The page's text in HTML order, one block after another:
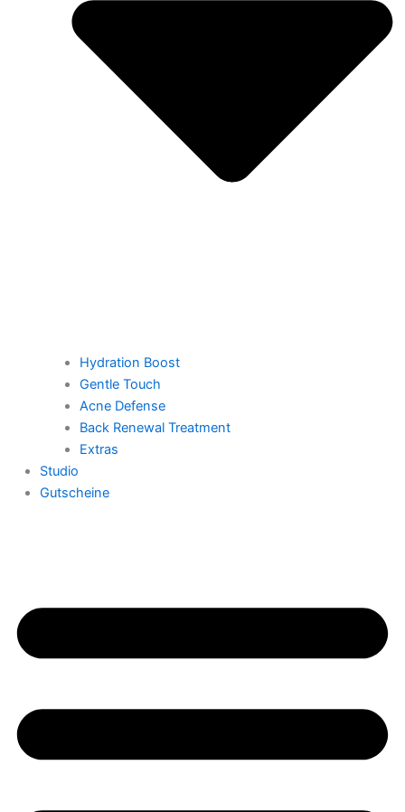
Hydration Boost
Gentle Touch
Acne Defense
Back Renewal Treatment
Extras
Studio
Gutscheine